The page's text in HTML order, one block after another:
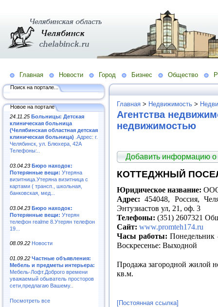
Главная Новости Город Бизнес Общество
Поиск на портале...
Новое на портале
24.11.25 Больницы: Детская
клиническая больница
(Челябинская областная детская
клиническая больница) .Адрес: г.
Челябинск, ул. Блюхера, 42А
Телефоны:..
03.04.23 Бюро находок:
Потерянные вещи: Утеряна
визитница.Утеряна визитница с
картами ( трансп., школьная,
банковская, мед...
03.04.23 Бюро находок:
Потерянные вещи: Утерян
телефон realme 8.Утерян телефон
19...
08.09.22 Новости
01.09.22 Частные объявления:
Мебель и предметы интерьера:
Мебель-Лофт.Доброго времени
уважаемый обыватель просторов
сети,предлагаю Вашему..
Посмотреть все
Главная > Недвижимость >
Агентства
недвижимостью
Добавить информацию о
КОТТЕДЖНЫЙ
Юридическое название:
Адрес: 454048, Россия,
Энтузиастов ул, 21, оф. 3
Телефоны: (351) 2607321
Сайт: www.promteh174.ru
Часы работы: Понедельник
Воскресенье: Выходной
Продажа загородной жилой
кв.м.
[Постоянная ссылка]